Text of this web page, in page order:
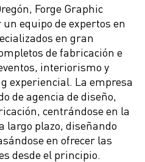
Forge Graphic
equipo de expertos en
en gran
de fabricación e
interiorismo y
experiencial. La empresa
de agencia de diseño,
centrándose en la
largo plazo, diseñando
en ofrecer las
desde el principio.